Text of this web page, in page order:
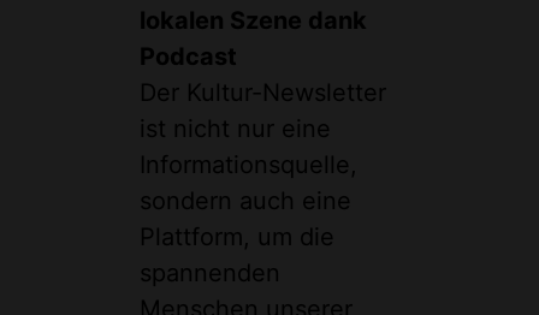
lokalen Szene dank
Podcast
Der Kultur-Newsletter
ist nicht nur eine
Informationsquelle,
sondern auch eine
Plattform, um die
spannenden
Menschen unserer